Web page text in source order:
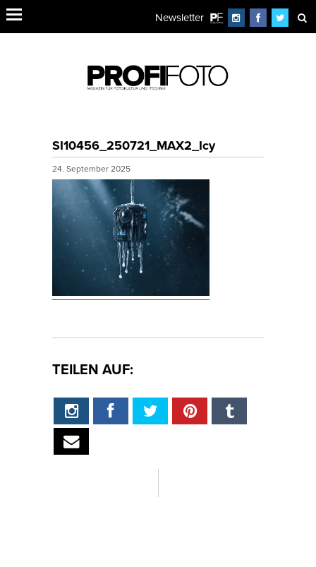
Newsletter
SI10456_250721_MAX2_Icy
24. September 2025
TEILEN AUF: